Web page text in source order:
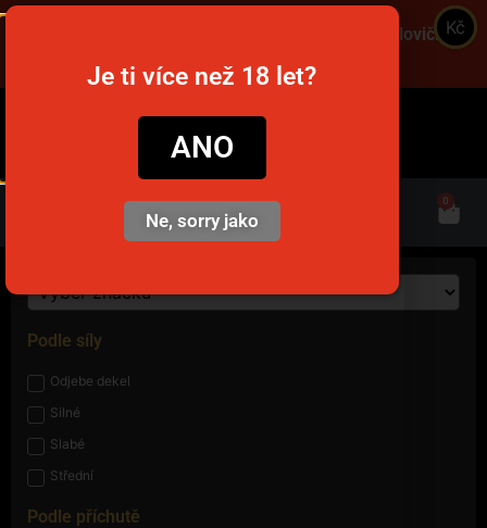
Objednajte cez víkend a získajte dopravu za polovičnú
snusim.to
0
Podle síly
Odjebe dekel
Silné
Slabé
Střední
Podle příchutě
Kč
Je ti více než 18 let?
ANO
Ne, sorry jako